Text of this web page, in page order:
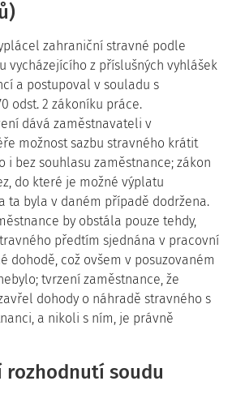
zahraniční stravné podle
vycházejícího z příslušných vyhlášek
a postupoval v souladu s
odst. 2 zákoníku práce.
dává zaměstnavateli v
možnost sazbu stravného krátit
i bez souhlasu zaměstnance; zákon
do které je možné výplatu
ta byla v daném případě dodržena.
by obstála pouze tehdy,
předtím sjednána v pracovní
dohodě, což ovšem v posuzovaném
tvrzení zaměstnance, že
dohody o náhradě stravného s
a nikoli s ním, je právně
rozhodnutí soudu